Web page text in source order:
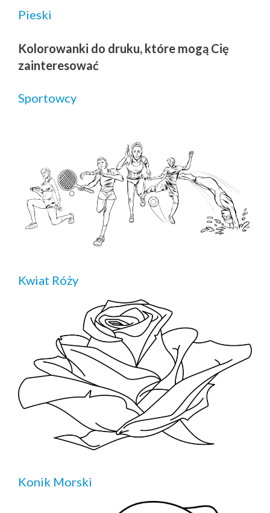
Pieski
Kolorowanki do druku, które mogą Cię
zainteresować
Sportowcy
Kwiat Róży
Konik Morski